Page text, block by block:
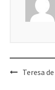
PostTeresa